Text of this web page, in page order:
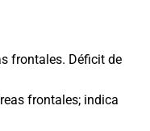
frontales. Déficit de
frontales; indica